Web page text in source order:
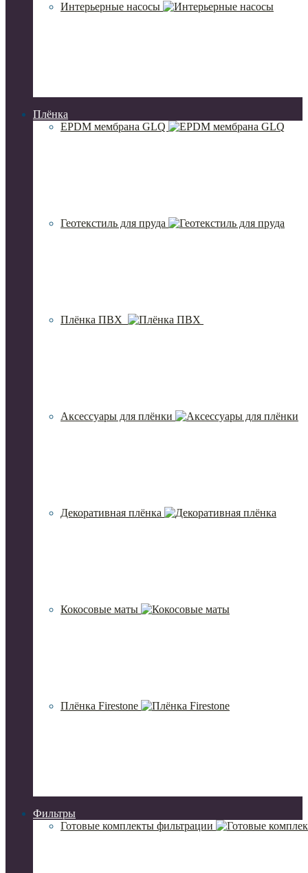
Интерьерные насосы
Плёнка
EPDM мембрана GLQ
Геотекстиль для пруда
Плёнка ПВХ
Аксессуары для плёнки
Декоративная плёнка
Кокосовые маты
Плёнка Firestone
Фильтры
Готовые комплекты фильтрации